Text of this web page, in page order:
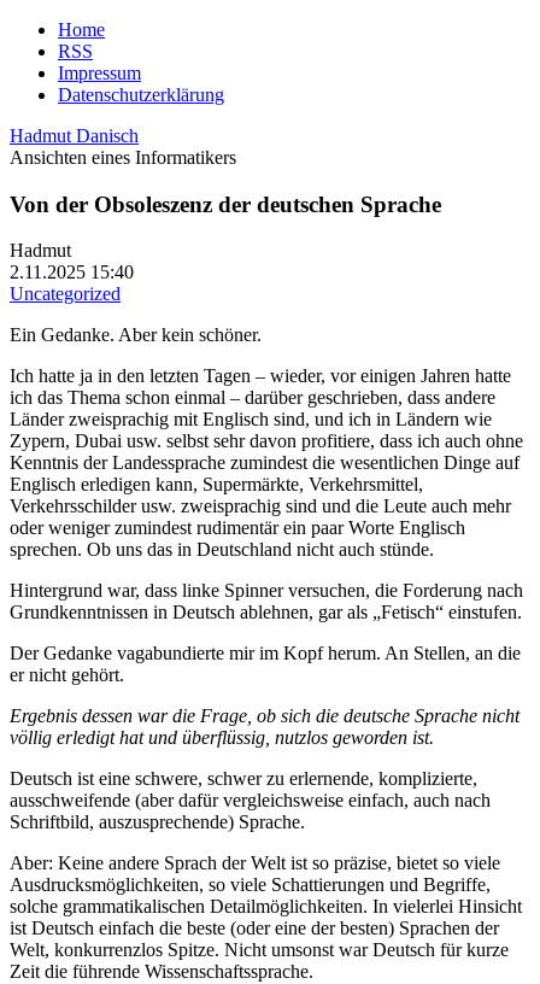
Home
RSS
Impressum
Datenschutzerklärung
Hadmut Danisch
Ansichten eines Informatikers
Von der Obsoleszenz der deutschen Sprache
Hadmut
2.11.2025 15:40
Uncategorized
Ein Gedanke. Aber kein schöner.
Ich hatte ja in den letzten Tagen – wieder, vor einigen Jahren hatte
ich das Thema schon einmal – darüber geschrieben, dass andere
Länder zweisprachig mit Englisch sind, und ich in Ländern wie
Zypern, Dubai usw. selbst sehr davon profitiere, dass ich auch ohne
Kenntnis der Landessprache zumindest die wesentlichen Dinge auf
Englisch erledigen kann, Supermärkte, Verkehrsmittel,
Verkehrsschilder usw. zweisprachig sind und die Leute auch mehr
oder weniger zumindest rudimentär ein paar Worte Englisch
sprechen. Ob uns das in Deutschland nicht auch stünde.
Hintergrund war, dass linke Spinner versuchen, die Forderung nach
Grundkenntnissen in Deutsch ablehnen, gar als „Fetisch“ einstufen.
Der Gedanke vagabundierte mir im Kopf herum. An Stellen, an die
er nicht gehört.
Ergebnis dessen war die Frage, ob sich die deutsche Sprache nicht
völlig erledigt hat und überflüssig, nutzlos geworden ist.
Deutsch ist eine schwere, schwer zu erlernende, komplizierte,
ausschweifende (aber dafür vergleichsweise einfach, auch nach
Schriftbild, auszusprechende) Sprache.
Aber: Keine andere Sprach der Welt ist so präzise, bietet so viele
Ausdrucksmöglichkeiten, so viele Schattierungen und Begriffe,
solche grammatikalischen Detailmöglichkeiten. In vielerlei Hinsicht
ist Deutsch einfach die beste (oder eine der besten) Sprachen der
Welt, konkurrenzlos Spitze. Nicht umsonst war Deutsch für kurze
Zeit die führende Wissenschaftssprache.